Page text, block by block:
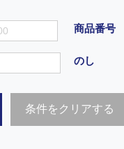
商品番号
のし
条件をクリアする